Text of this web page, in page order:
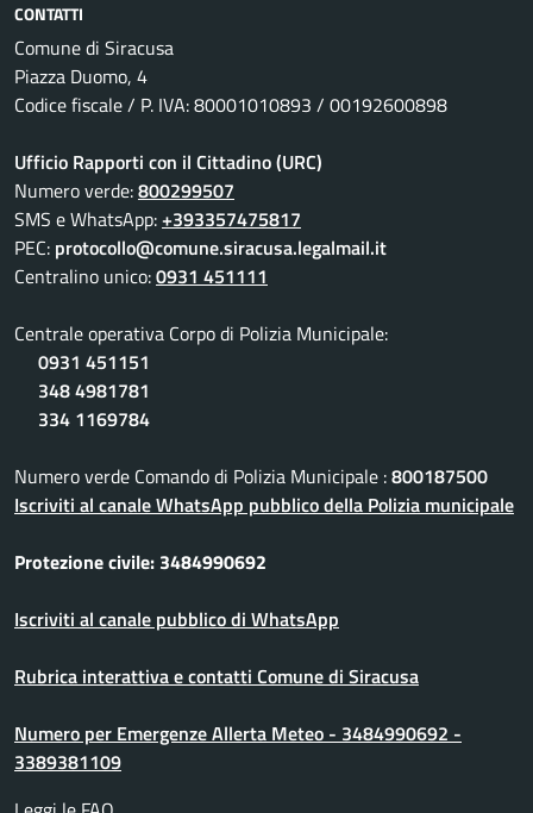
CONTATTI
Comune di Siracusa
Piazza Duomo, 4
Codice fiscale / P. IVA: 80001010893 / 00192600898
Ufficio Rapporti con il Cittadino (URC)
Numero verde:800299507
SMS e WhatsApp:+393357475817
PEC: protocollo@comune.siracusa.legalmail.it
Centralino unico:0931 451111
Centrale operativa Corpo di Polizia Municipale:
0931 451151
348 4981781
334 1169784
Numero verde Comando di Polizia Municipale :800187500
Iscriviti al canale WhatsApp pubblico della Polizia municipale
Protezione civile: 3484990692
Iscriviti al canale pubblico di WhatsApp
Rubrica interattiva e contatti Comune di Siracusa
Numero per Emergenze Allerta Meteo - 3484990692 -
3389381109